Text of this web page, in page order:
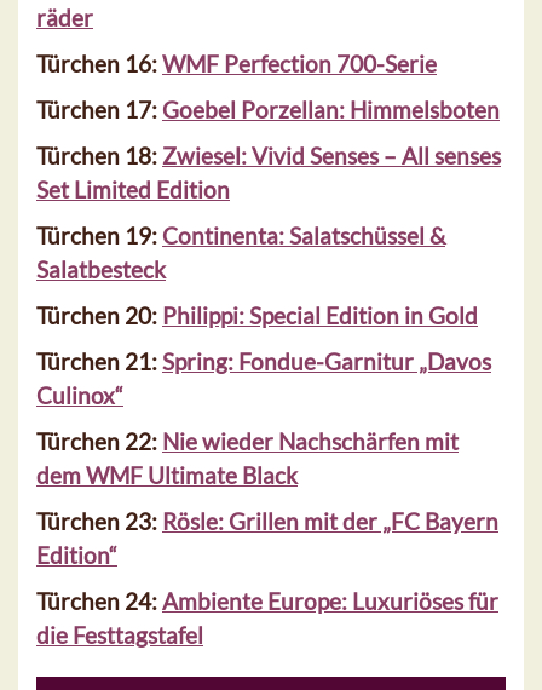
räder
Türchen 16:WMF Perfection 700-Serie
Türchen 17: Goebel Porzellan: Himmelsboten
Türchen 18: Zwiesel: Vivid Senses – All senses
Set Limited Edition
Türchen 19: Continenta: Salatschüssel &
Salatbesteck
Türchen 20: Philippi: Special Edition in Gold
Türchen 21:Spring: Fondue-Garnitur „Davos
Culinox“
Türchen 22: Nie wieder Nachschärfen mit
dem WMF Ultimate Black
Türchen 23: Rösle: Grillen mit der „FC Bayern
Edition“
Türchen 24:Ambiente Europe: Luxuriöses für
die Festtagstafel